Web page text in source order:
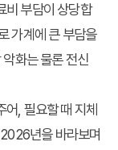
비 부담이 상당합
가계에 큰 부담을
화는 물론 전신
, 필요할 때 지체
년을 바라보며